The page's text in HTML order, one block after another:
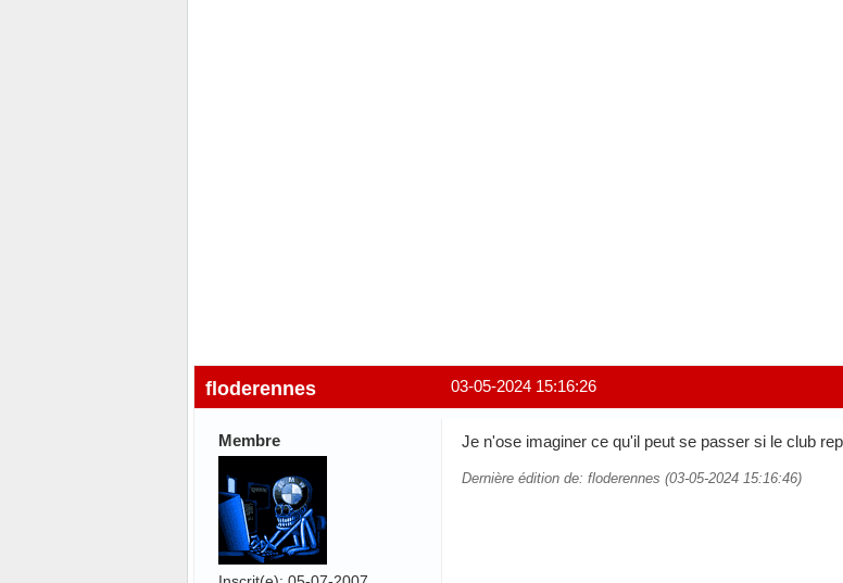
03-05-2024 15:16:26
floderennes
Membre Je n'ose imaginer ce qu'il peut se passer si le club
Dernière édition de: floderennes (03-05-2024 15:16:46)